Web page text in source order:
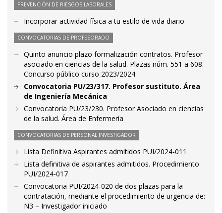
PREVENCIÓN DE RIESGOS LABORALES
Incorporar actividad física a tu estilo de vida diario
CONVOCATORIAS DE PROFESORADO
Quinto anuncio plazo formalización contratos. Profesor
asociado en ciencias de la salud. Plazas núm. 551 a 608.
Concurso público curso 2023/2024
Convocatoria PU/23/317. Profesor sustituto. Área
de Ingeniería Mecánica
Convocatoria PU/23/230. Profesor Asociado en ciencias
de la salud. Área de Enfermería
CONVOCATORIAS DE PERSONAL INVESTIGADOR
Lista Definitiva Aspirantes admitidos PUI/2024-011
Lista definitiva de aspirantes admitidos. Procedimiento
PUI/2024-017
Convocatoria PUI/2024-020 de dos plazas para la
contratación, mediante el procedimiento de urgencia de:
N3 – Investigador iniciado